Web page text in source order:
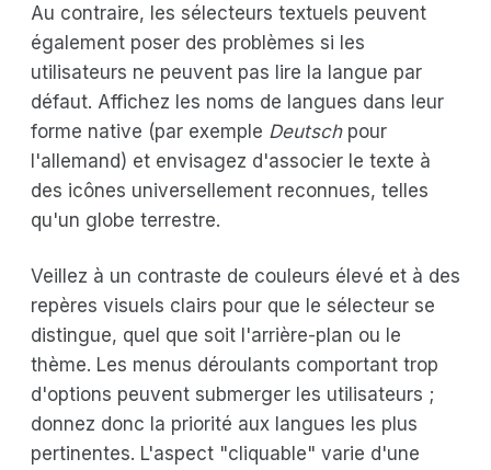
Au contraire, les sélecteurs textuels peuvent
également poser des problèmes si les
utilisateurs ne peuvent pas lire la langue par
défaut. Affichez les noms de langues dans leur
forme native (par exemple Deutschpour
l'allemand) et envisagez d'associer le texte à
des icônes universellement reconnues, telles
qu'un globe terrestre.
Veillez à un contraste de couleurs élevé et à des
repères visuels clairs pour que le sélecteur se
distingue, quel que soit l'arrière-plan ou le
thème. Les menus déroulants comportant trop
d'options peuvent submerger les utilisateurs ;
donnez donc la priorité aux langues les plus
pertinentes. L'aspect "cliquable" varie d'une